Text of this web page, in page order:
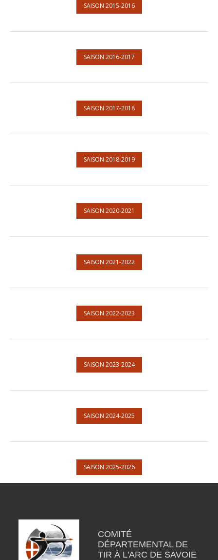
SAISON 2015-2016
SAISON 2016-2017
SAISON 2017-2018
SAISON 2018-2019
SAISON 2020-2021
SAISON 2021-2022
SAISON 2022-2023
SAISON 2023-2024
SAISON 2024-2025
SAISON 2025-2026
COMITÉ
DÉPARTEMENTAL DE
TIR À L'ARC DE SAVOIE